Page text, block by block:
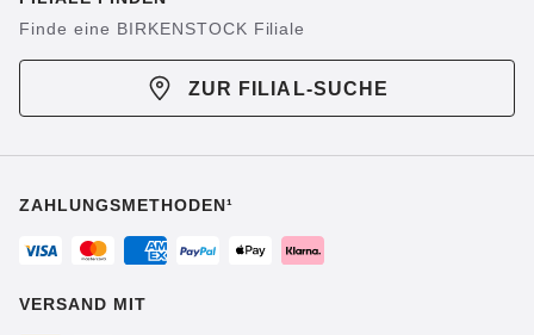
Finde eine BIRKENSTOCK Filiale
ZUR FILIAL-SUCHE
ZAHLUNGSMETHODEN¹
VERSAND MIT